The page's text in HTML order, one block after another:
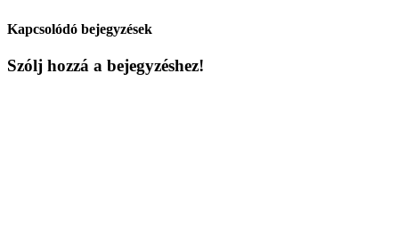
Kapcsolódó bejegyzések
Szólj hozzá a bejegyzéshez!